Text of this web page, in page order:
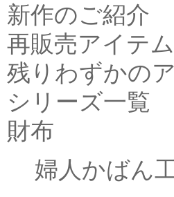
新作のご紹介
再販売アイテム
残りわずかの
シリーズ一覧
財布
婦人かばん